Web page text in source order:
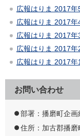
広報はりま 2017年
広報はりま 2017年
広報はりま 2017年
広報はりま 2017年
広報はりま 2017年
お問い合わせ
部署：播磨町企画
住所：加古郡播